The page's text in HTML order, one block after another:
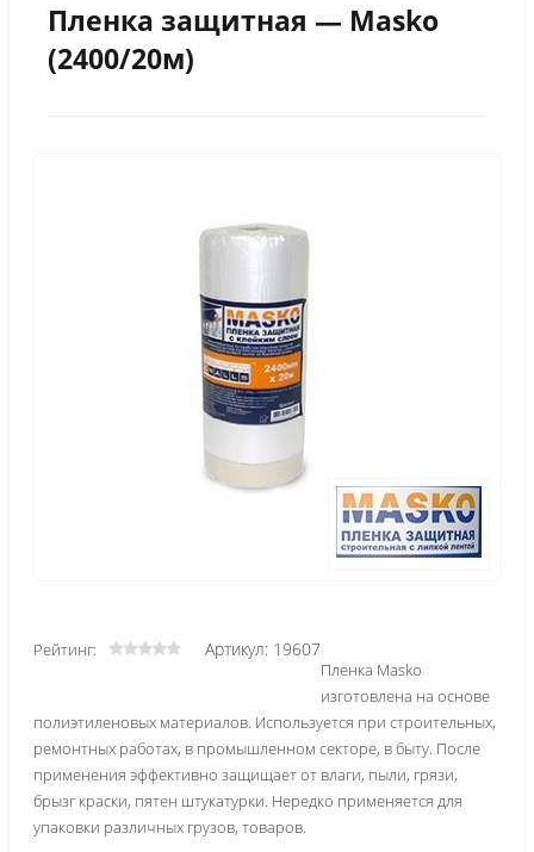
Пленка защитная — Masko
(2400/20м)
Рейтинг: Артикул: 19607
Пленка Masko
изготовлена на основе
полиэтиленовых материалов. Используется при строительных,
ремонтных работах, в промышленном секторе, в быту. После
применения эффективно защищает от влаги, пыли, грязи,
брызг краски, пятен штукатурки. Нередко применяется для
упаковки различных грузов, товаров.